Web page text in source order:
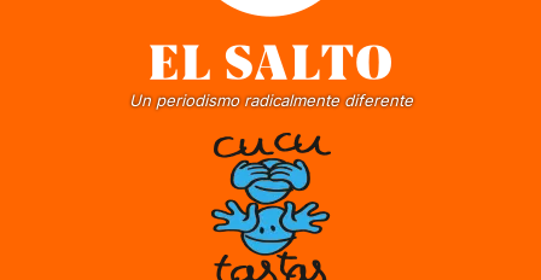
Un periodismo radicalmente diferente